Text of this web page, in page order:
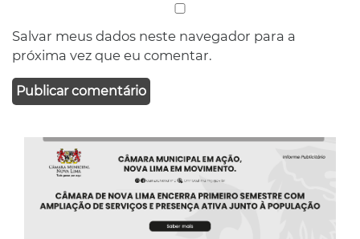
Salvar meus dados neste navegador para a
próxima vez que eu comentar.